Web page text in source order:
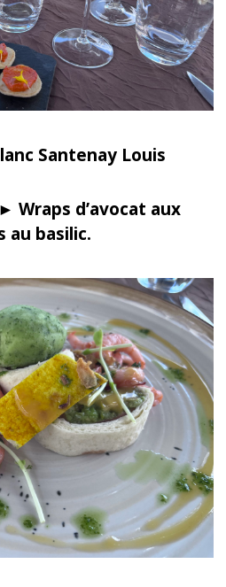
Santenay Louis
Wraps d’avocat aux
au basilic.